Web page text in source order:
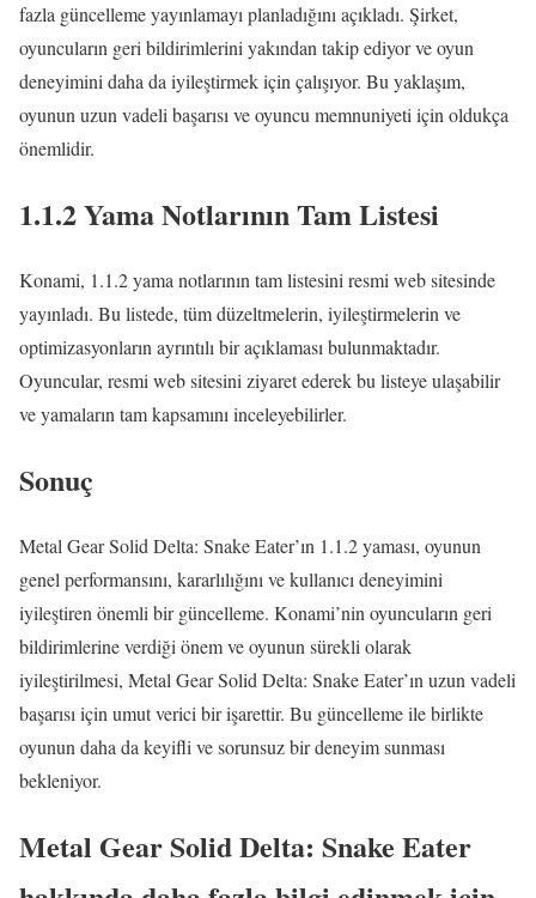
fazla güncelleme yayınlamayı planladığını açıkladı. Şirket,
oyuncuların geri bildirimlerini yakından takip ediyor ve oyun
deneyimini daha da iyileştirmek için çalışıyor. Bu yaklaşım,
oyunun uzun vadeli başarısı ve oyuncu memnuniyeti için oldukça
önemlidir.
1.1.2 Yama Notlarının Tam Listesi
Konami, 1.1.2 yama notlarının tam listesini resmi web sitesinde
yayınladı. Bu listede, tüm düzeltmelerin, iyileştirmelerin ve
optimizasyonların ayrıntılı bir açıklaması bulunmaktadır.
Oyuncular, resmi web sitesini ziyaret ederek bu listeye ulaşabilir
ve yamaların tam kapsamını inceleyebilirler.
Sonuç
Metal Gear Solid Delta: Snake Eater’ın 1.1.2 yaması, oyunun
genel performansını, kararlılığını ve kullanıcı deneyimini
iyileştiren önemli bir güncelleme. Konami’nin oyuncuların geri
bildirimlerine verdiği önem ve oyunun sürekli olarak
iyileştirilmesi, Metal Gear Solid Delta: Snake Eater’ın uzun vadeli
başarısı için umut verici bir işarettir. Bu güncelleme ile birlikte
oyunun daha da keyifli ve sorunsuz bir deneyim sunması
bekleniyor.
Metal Gear Solid Delta: Snake Eater